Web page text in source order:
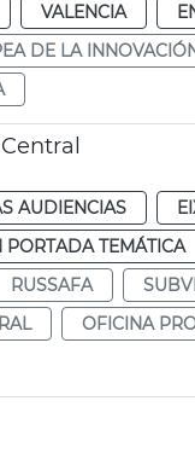
VALENCIA
DE LA
AUDIENCIAS
PORTADA TEMÁTICA
RUSSAFA
OFICINA